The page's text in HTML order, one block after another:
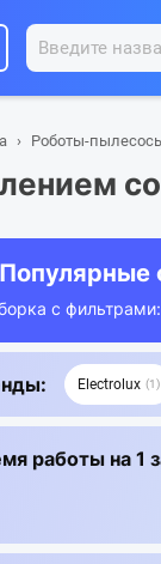
Роботы-
Популярные
с фильтрами:
Electrolux 1
работы на 1